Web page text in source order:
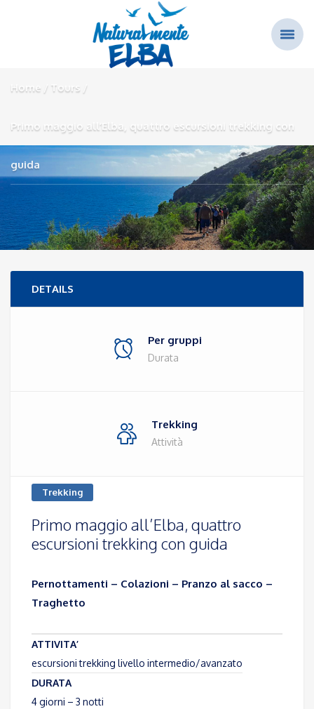
Home Tours
Primo maggio all’Elba, quattro escursioni trekking con
guida
DETAILS
Per gruppi
Durata
Trekking
Attività
Trekking
Primo maggio all’Elba, quattro
escursioni trekking con guida
Pernottamenti – Colazioni – Pranzo al sacco –
Traghetto
ATTIVITA’
escursioni trekking livello intermedio/avanzato
DURATA
4 giorni – 3 notti